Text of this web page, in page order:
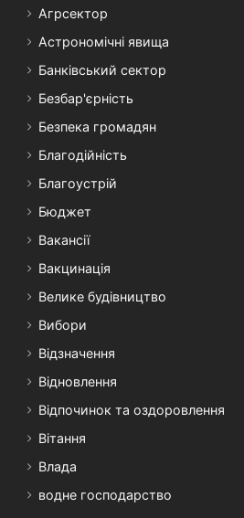
Агрсектор
Астрономічні явища
Банківський сектор
Безбар'єрність
Безпека громадян
Благодійність
Благоустрій
Бюджет
Вакансії
Вакцинація
Велике будівництво
Вибори
Відзначення
Відновлення
Відпочинок та оздоровлення
Вітання
Влада
водне господарство